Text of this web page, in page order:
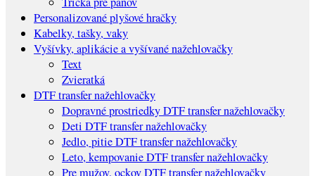
Personalizované plyšové hračky
Kabelky, tašky, vaky
Vyšívky, aplikácie a vyšívané nažehlovačky
Text
Zvieratká
DTF transfer nažehlovačky
Dopravné prostriedky DTF transfer nažehlovačky
Deti DTF transfer nažehlovačky
Jedlo, pitie DTF transfer nažehlovačky
Leto, kempovanie DTF transfer nažehlovačky
Pre mužov, ockov DTF transfer nažehlovačky